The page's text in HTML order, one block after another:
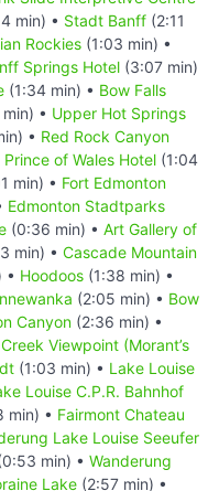
min) • Stadt Banff (2:11
Rockies (1:03 min) •
Springs Hotel (3:07 min)
(1:34 min) • Bow Falls
• Upper Hot Springs
• Red Rock Canyon
of Wales Hotel (1:04
min) • Fort Edmonton
Edmonton Stadtparks
(0:36 min) • Art Gallery of
min) • Cascade Mountain
• Hoodoos (1:38 min) •
(2:05 min) • Bow
Canyon (2:36 min) •
Viewpoint (Morant’s
(1:03 min) • Lake Louise
Louise C.P.R. Bahnhof
min) • Fairmont Chateau
Lake Louise Seeufer
min) • Wanderung
Lake (2:57 min) •